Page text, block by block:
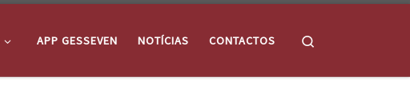
APP GESSEVEN NOTÍCIAS CONTACTOS